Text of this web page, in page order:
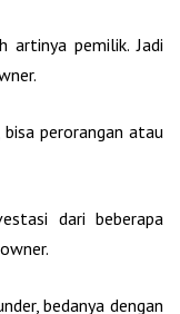
artinya pemilik. Jadi
perorangan atau
dari beberapa
bedanya dengan